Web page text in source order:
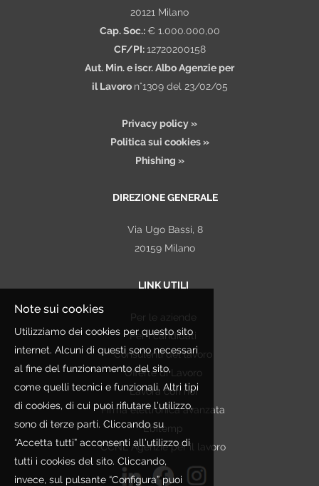
20121 Milano
Cap. Soc.: € 1.000.000,00
CF/PI:12720200158
Aut. Min. e iscr. Albo Agenzie per
il Lavoro n°1309 del 23/02/05
Privacy policy »
Politica sui cookies »
Phishing »
DIREZIONE GENERALE
Via Ugo Bassi, 8
20159 Milano
LINK UTILI
Per le aziende
Per i candidati
Consulenti del lavoro
Offerte di Lavoro
Lavora con noi
Firma elettronica avanzata
Ebitemp
CCNL Agenzie per il lavoro
Note sui cookies
Utilizziamo dei cookies per questo sito
internet. Alcuni di questi sono necessari
al fine del funzionamento del sito,
come quelli tecnici e funzionali. Altri tipi
di cookies, di cui puoi rifiutare l’utilizzo,
sono di terze parti. Cliccando su
“Accetta tutti” acconsenti all’utilizzo di
tutti i cookies del sito. Cliccando,
invece, sul pulsante “Configura” puoi